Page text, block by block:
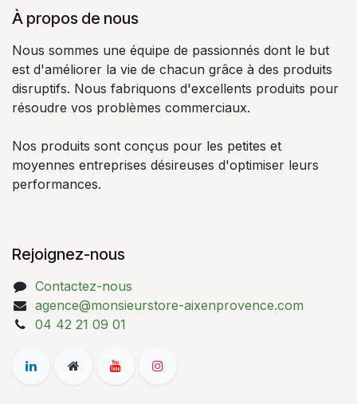
À propos de nous
Nous sommes une équipe de passionnés dont le but
est d'améliorer la vie de chacun grâce à des produits
disruptifs. Nous fabriquons d'excellents produits pour
résoudre vos problèmes commerciaux.
Nos produits sont conçus pour les petites et
moyennes entreprises désireuses d'optimiser leurs
performances.
Rejoignez-nous
Contactez-nous
agence@monsieurstore-aixenprovence.com
04 42 21 09 01